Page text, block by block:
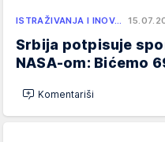
ISTRAŽIVANJA I INOV…
Srbija potpisuje
NASA-om: Bićemo
Komentariši